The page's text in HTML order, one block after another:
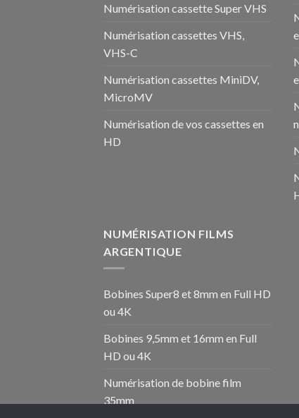
Numérisation cassette Super VHS
Numérisation cassettes VHS,
VHS-C
Numérisation cassettes MiniDV,
MicroMV
Numérisation de vos cassettes en
HD
NUMÉRISATION FILMS
ARGENTIQUE
Bobines Super8 et 8mm en Full HD
ou 4K
Bobines 9,5mm et 16mm en Full
HD ou 4K
Numérisation de bobine film
35mm